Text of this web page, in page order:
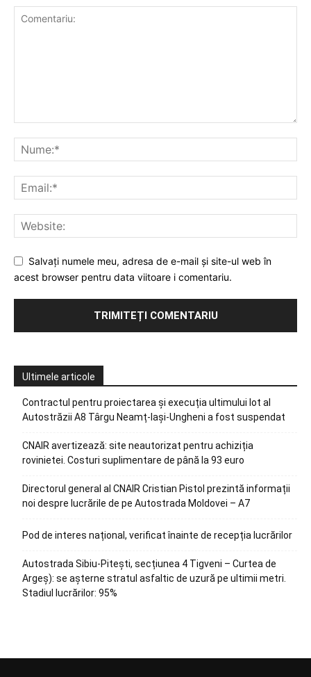
Salvați numele meu, adresa de e-mail și site-ul web în
acest browser pentru data viitoare i comentariu.
Ultimele articole
Contractul pentru proiectarea și execuția ultimului lot al
Autostrăzii A8 Târgu Neamț-Iași-Ungheni a fost suspendat
CNAIR avertizează: site neautorizat pentru achiziția
rovinietei. Costuri suplimentare de până la 93 euro
Directorul general al CNAIR Cristian Pistol prezintă informații
noi despre lucrările de pe Autostrada Moldovei – A7
Pod de interes național, verificat înainte de recepția lucrărilor
Autostrada Sibiu-Pitești, secțiunea 4 Tigveni – Curtea de
Argeș): se așterne stratul asfaltic de uzură pe ultimii metri.
Stadiul lucrărilor: 95%